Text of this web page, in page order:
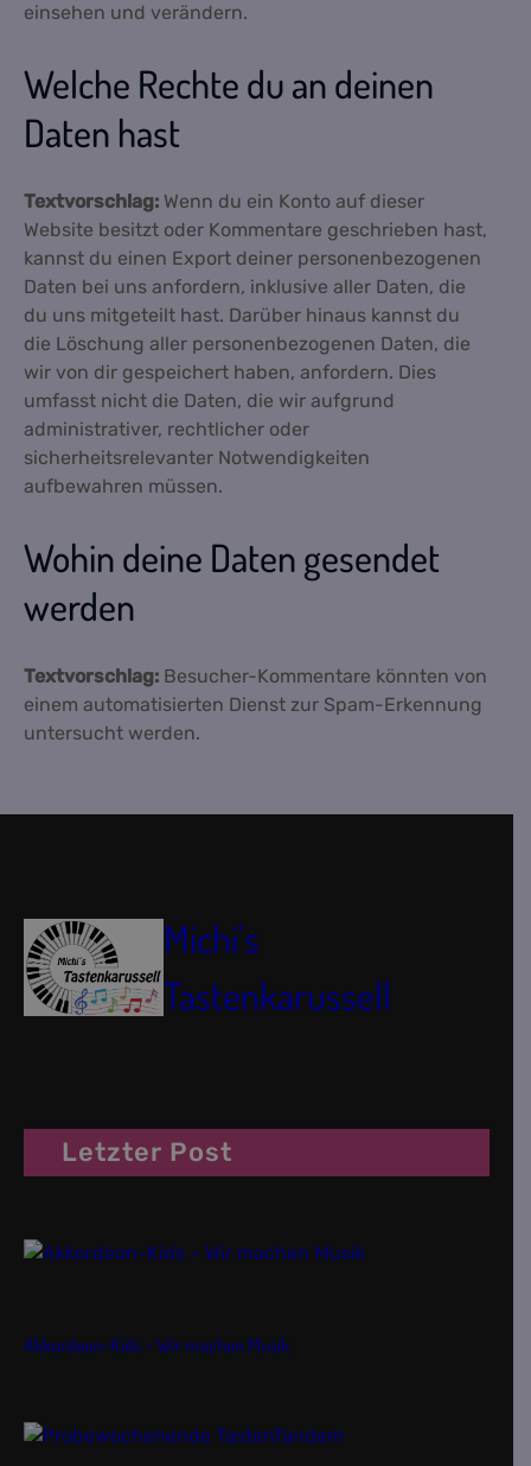
einsehen und verändern.
Welche Rechte du an deinen
Daten hast
Textvorschlag: Wenn du ein Konto auf dieser
Website besitzt oder Kommentare geschrieben hast,
kannst du einen Export deiner personenbezogenen
Daten bei uns anfordern, inklusive aller Daten, die
du uns mitgeteilt hast. Darüber hinaus kannst du
die Löschung aller personenbezogenen Daten, die
wir von dir gespeichert haben, anfordern. Dies
umfasst nicht die Daten, die wir aufgrund
administrativer, rechtlicher oder
sicherheitsrelevanter Notwendigkeiten
aufbewahren müssen.
Wohin deine Daten gesendet
werden
Textvorschlag: Besucher-Kommentare könnten von
einem automatisierten Dienst zur Spam-Erkennung
untersucht werden.
Michi's
Tastenkarussell
Letzter Post
Akkordeon-Kids – Wir machen Musik